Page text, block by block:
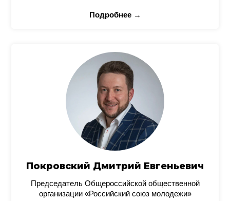
Подробнее →
Покровский Дмитрий Евгеньевич
Председатель Общероссийской общественной
организации «Российский союз молодежи»